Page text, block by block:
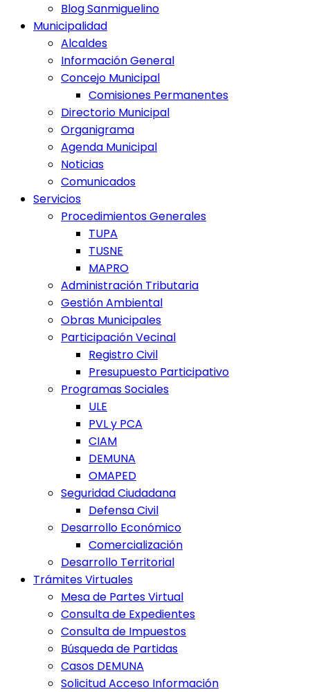
Blog Sanmiguelino
Municipalidad
Alcaldes
Información General
Concejo Municipal
Comisiones Permanentes
Directorio Municipal
Organigrama
Agenda Municipal
Noticias
Comunicados
Servicios
Procedimientos Generales
TUPA
TUSNE
MAPRO
Administración Tributaria
Gestión Ambiental
Obras Municipales
Participación Vecinal
Registro Civil
Presupuesto Participativo
Programas Sociales
ULE
PVL y PCA
CIAM
DEMUNA
OMAPED
Seguridad Ciudadana
Defensa Civil
Desarrollo Económico
Comercialización
Desarrollo Territorial
Trámites Virtuales
Mesa de Partes Virtual
Consulta de Expedientes
Consulta de Impuestos
Búsqueda de Partidas
Casos DEMUNA
Solicitud Acceso Información